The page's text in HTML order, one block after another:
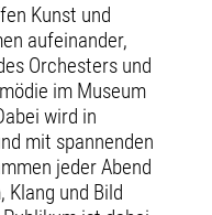
Kunst und
aufeinander,
Orchesters und
im Museum
wird in
mit spannenden
jeder Abend
Klang und Bild